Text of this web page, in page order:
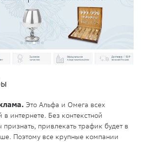
Это Альфа и Омега всех
интернете. Без контекстной
привлекать трафик будет в
Поэтому все крупные компании